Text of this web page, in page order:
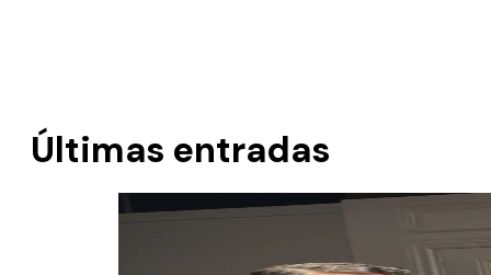
Últimas entradas